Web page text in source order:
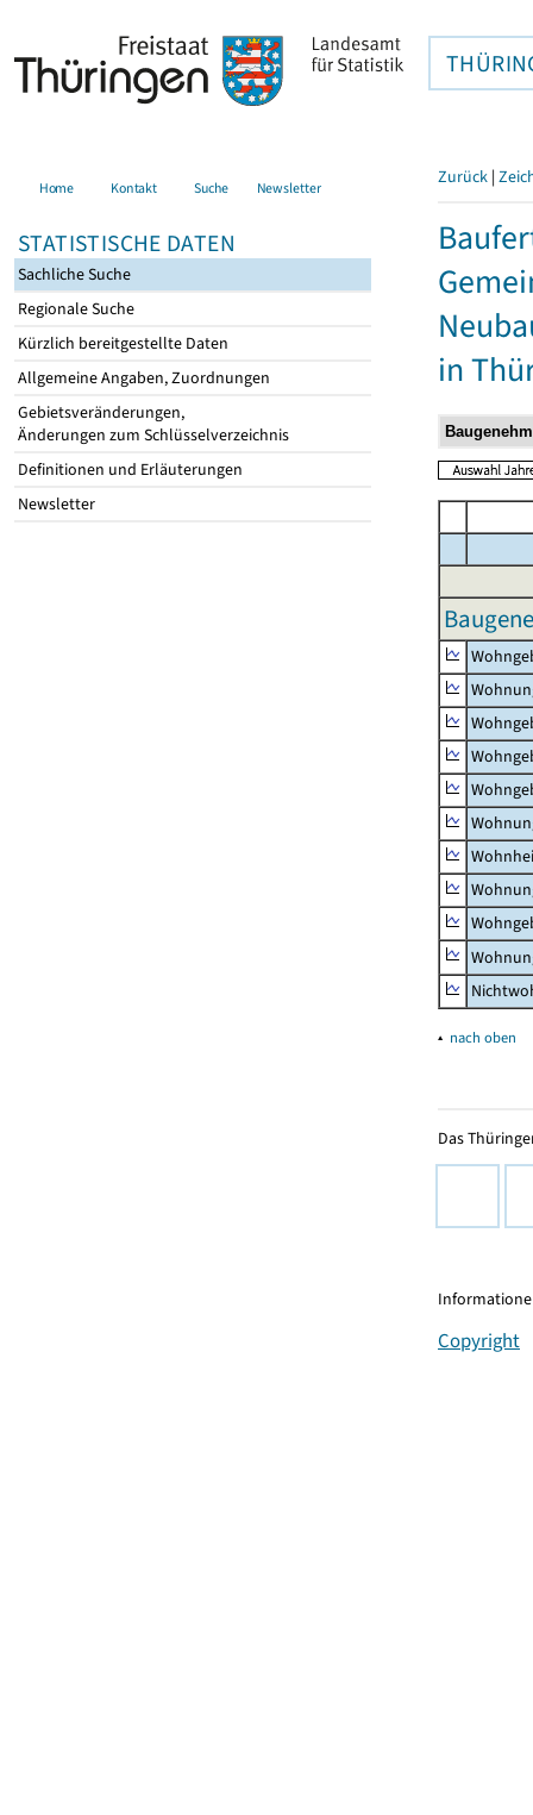
Home Kontakt Suche Newsletter
STATISTISCHE DATEN
Sachliche Suche
Regionale Suche
Kürzlich bereitgestellte Daten
Allgemeine Angaben, Zuordnungen
Gebietsveränderungen,
Änderungen zum Schlüsselverzeichnis
Definitionen und Erläuterungen
Newsletter
Zurück |
in
▴ nach oben
Das
Copyright